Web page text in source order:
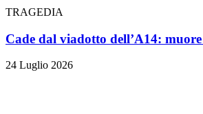
TRAGEDIA
Cade dal viadotto dell’A14:
24 Luglio 2026